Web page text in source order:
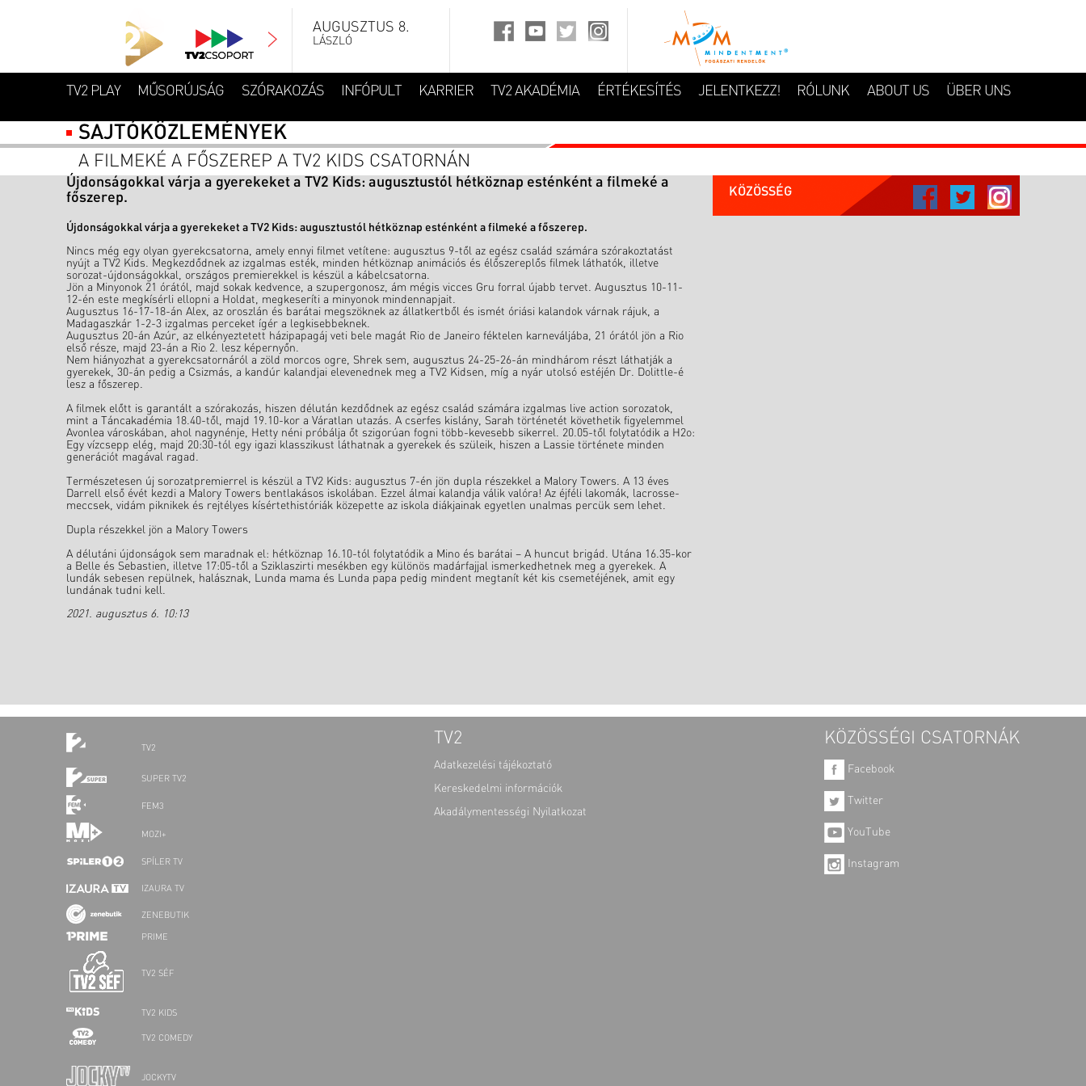
AUGUSZTUS 8.
LÁSZLÓ
TV2 PLAY MŰSORÚJSÁG SZÓRAKOZÁS INFÓPULT KARRIER TV2 AKADÉMIA ÉRTÉKESÍTÉS JELENTKEZZ! RÓLUNK ABOUT US ÜBER UNS
SAJTÓKÖZLEMÉNYEK
A FILMEKÉ A FŐSZEREP A TV2 KIDS CSATORNÁN
Újdonságokkal várja a gyerekeket a TV2 Kids: augusztustól hétköznap esténként a filmeké a
főszerep.
Újdonságokkal várja a gyerekeket a TV2 Kids: augusztustól hétköznap esténként a filmeké a főszerep.
Nincs még egy olyan gyerekcsatorna, amely ennyi filmet vetítene: augusztus 9-től az egész család számára szórakoztatást
nyújt a TV2 Kids. Megkezdődnek az izgalmas esték, minden hétköznap animációs és élőszereplős filmek láthatók, illetve
sorozat-újdonságokkal, országos premierekkel is készül a kábelcsatorna.
Jön a Minyonok 21 órától, majd sokak kedvence, a szupergonosz, ám mégis vicces Gru forral újabb tervet. Augusztus 10-11-
12-én este megkísérli ellopni a Holdat, megkeseríti a minyonok mindennapjait.
Augusztus 16-17-18-án Alex, az oroszlán és barátai megszöknek az állatkertből és ismét óriási kalandok várnak rájuk, a
Madagaszkár 1-2-3 izgalmas perceket ígér a legkisebbeknek.
Augusztus 20-án Azúr, az elkényeztetett házipapagáj veti bele magát Rio de Janeiro féktelen karneváljába, 21 órától jön a Rio
első része, majd 23-án a Rio 2. lesz képernyőn.
Nem hiányozhat a gyerekcsatornáról a zöld morcos ogre, Shrek sem, augusztus 24-25-26-án mindhárom részt láthatják a
gyerekek, 30-án pedig a Csizmás, a kandúr kalandjai elevenednek meg a TV2 Kidsen, míg a nyár utolsó estéjén Dr. Dolittle-é
lesz a főszerep.
A filmek előtt is garantált a szórakozás, hiszen délután kezdődnek az egész család számára izgalmas live action sorozatok,
mint a Táncakadémia 18.40-től, majd 19.10-kor a Váratlan utazás. A cserfes kislány, Sarah történetét követhetik figyelemmel
Avonlea városkában, ahol nagynénje, Hetty néni próbálja őt szigorúan fogni több-kevesebb sikerrel. 20.05-től folytatódik a H2o:
Egy vízcsepp elég, majd 20:30-tól egy igazi klasszikust láthatnak a gyerekek és szüleik, hiszen a Lassie története minden
generációt magával ragad.
Természetesen új sorozatpremierrel is készül a TV2 Kids: augusztus 7-én jön dupla részekkel a Malory Towers. A 13 éves
Darrell első évét kezdi a Malory Towers bentlakásos iskolában. Ezzel álmai kalandja válik valóra! Az éjféli lakomák, lacrosse-
meccsek, vidám piknikek és rejtélyes kísértethistóriák közepette az iskola diákjainak egyetlen unalmas percük sem lehet.
Dupla részekkel jön a Malory Towers
A délutáni újdonságok sem maradnak el: hétköznap 16.10-tól folytatódik a Mino és barátai – A huncut brigád. Utána 16.35-kor
a Belle és Sebastien, illetve 17:05-től a Sziklaszirti mesékben egy különös madárfajjal ismerkedhetnek meg a gyerekek. A
lundák sebesen repülnek, halásznak, Lunda mama és Lunda papa pedig mindent megtanít két kis csemetéjének, amit egy
lundának tudni kell.
2021. augusztus 6. 10:13
KÖZÖSSÉG
TV2
SUPER TV2
FEM3
MOZI+
SPÍLER TV
IZAURA TV
ZENEBUTIK
PRIME
TV2 SÉF
TV2 KIDS
TV2 COMEDY
JOCKYTV
TV2
Adatkezelési tájékoztató
Kereskedelmi információk
Akadálymentességi Nyilatkozat
KÖZÖSSÉGI CSATORNÁK
Facebook
Twitter
YouTube
Instagram